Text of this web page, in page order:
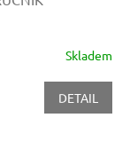
Skladem
DETAIL